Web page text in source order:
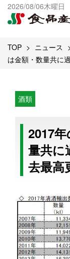
2026/08/06木曜日
出版物一覧へ
試読・購読申し
TOP ニュース
は金額・数量共に
酒類
2017
量共に
去最高